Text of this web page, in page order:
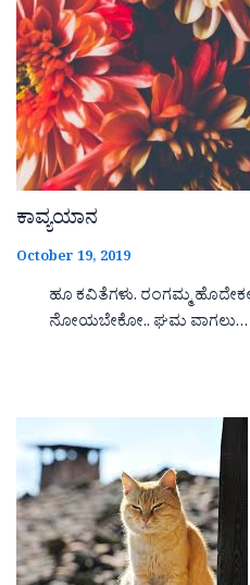
ಕಾವ್ಯಯಾನ
October 19, 2019
ಹೂ ಕವಿತೆಗಳು. ರಂಗಮ್ಮ
ನೋಯಬೇಕೋ.. ಘಮ ವಾಗಲು…